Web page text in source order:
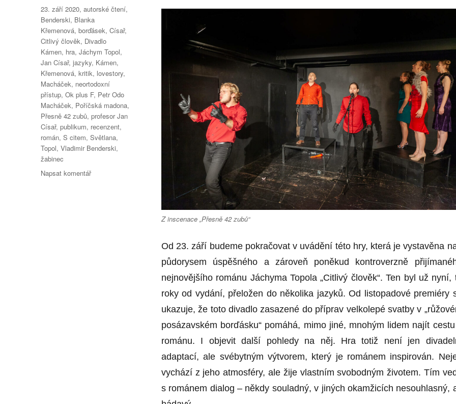
Z inscenace „Přesně 42 zubů“
Od 23. září budeme pokračovat v uvádění této hry, která je vystavěna
půdorysem úspěšného a zároveň poněkud kontroverzně
nejnovějšího románu Jáchyma Topola „Citlivý člověk“. Ten byl už nyní,
roky od vydání, přeložen do několika jazyků. Od listopadové premiéry
ukazuje, že toto divadlo zasazené do příprav velkolepé svatby v
posázavském borďásku“ pomáhá, mimo jiné, mnohým lidem najít
románu. I objevit další pohledy na něj. Hra totiž není jen
adaptací, ale svébytným výtvorem, který je románem inspirován.
vychází z jeho atmosféry, ale žije vlastním svobodným životem. Tím
s románem dialog – někdy souladný, v jiných okamžicích nesouhlasný,
Štítky:
23. září 2020,autorské čtení,
Benderski, Blanka
Křemenová,borďásek,Císař,
Citlivý člověk, Divadlo
Kámen, hra,Jáchym Topol,
Jan Císař,jazyky, Kámen,
Křemenová,kritik, lovestory,
Macháček, neortodoxní
přístup,Ok plus F, Petr Odo
Macháček, Poříčská madona,
Přesně 42 zubů,profesor Jan
Císař,publikum, recenzent,
román,S citem,Světlana,
Topol,Vladimir Benderski,
žabinec
Napsat komentářpro